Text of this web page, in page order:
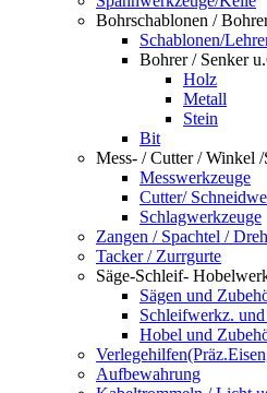
Bohrschablonen /
Schablonen/
Bohrer / Senker
Holz
Metall
Stein
Bit
Mess- / Cutter / Winkel
Messwerkzeuge
Cutter/
Schlagwerkzeuge
Zangen / Spachtel /
Tacker / Zurrgurte
Säge-Schleif-
Sägen und
Schleifwerkz.
Hobel und
Aufbewahrung